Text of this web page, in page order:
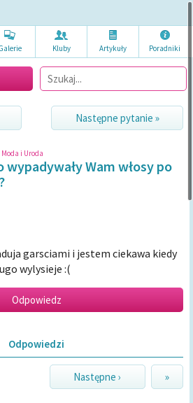
Kluby Artykuły Poradniki
Następne pytanie »
Moda i Uroda
wypadywały Wam włosy po
garsciami i jestem ciekawa kiedy
wylysieje :(
Odpowiedzi
Następne › »